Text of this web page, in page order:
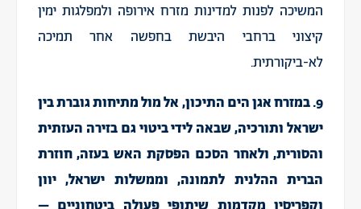
המשיכה לפנות למדינות מזרח אירופה ולמפלגות ימין
קיצוני ברחבי היבשת בחפשה אחר תמיכה
לא-ביקורתית.
9. במזרח אגן הים התיכון, אל מול מתיחות גוברת בין
ישראל ותורכיה, שבאה לידי ביטוי גם בזירה העזתית
והסורית, ולאחר הסכם הפסקת האש בעזה, חוזרת
הברית ההלנית לתמונה, וממשלות ישראל, יוון